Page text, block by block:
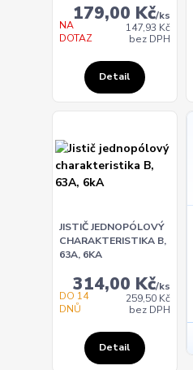
179,00 Kč/ks
147,93 Kč
bez DPH
NA
DOTAZ
Detail
JISTIČ JEDNOPÓLOVÝ
CHARAKTERISTIKA B,
63A, 6KA
314,00 Kč/ks
259,50 Kč
bez DPH
DO 14
DNŮ
Detail